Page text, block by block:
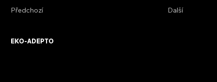
Další
Předchozí
EKO-ADEPTO